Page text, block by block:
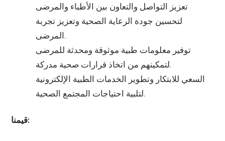
تعزيز التواصل والتعاون بين الأطباء والمرضى
لتحسين جودة الرعاية الصحية وتعزيز تجربة
المرضى.
توفير معلومات طبية موثوقة ومحدثة للمرضى
لتمكينهم من اتخاذ قرارات صحية مدركة.
السعي للابتكار وتطوير الخدمات الطبية الإلكترونية
لتلبية احتياجات المجتمع الصحية.
قيمنا: